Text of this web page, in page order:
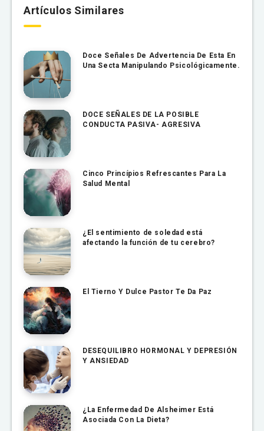
Artículos Similares
Doce Señales De Advertencia De Esta En
Una Secta Manipulando Psicológicamente.
DOCE SEÑALES DE LA POSIBLE
CONDUCTA PASIVA- AGRESIVA
Cinco Princípios Refrescantes Para La
Salud Mental
¿El sentimiento de soledad está
afectando la función de tu cerebro?
El Tierno Y Dulce Pastor Te Da Paz
DESEQUILIBRO HORMONAL Y DEPRESIÓN
Y ANSIEDAD
¿La Enfermedad De Alsheimer Está
Asociada Con La Dieta?